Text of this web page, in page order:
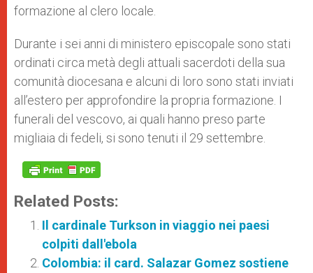
formazione al clero locale.
Durante i sei anni di ministero episcopale sono stati
ordinati circa metà degli attuali sacerdoti della sua
comunità diocesana e alcuni di loro sono stati inviati
all’estero per approfondire la propria formazione. I
funerali del vescovo, ai quali hanno preso parte
migliaia di fedeli, si sono tenuti il 29 settembre.
Related Posts:
Il cardinale Turkson in viaggio nei paesi
colpiti dall'ebola
Colombia: il card. Salazar Gomez sostiene